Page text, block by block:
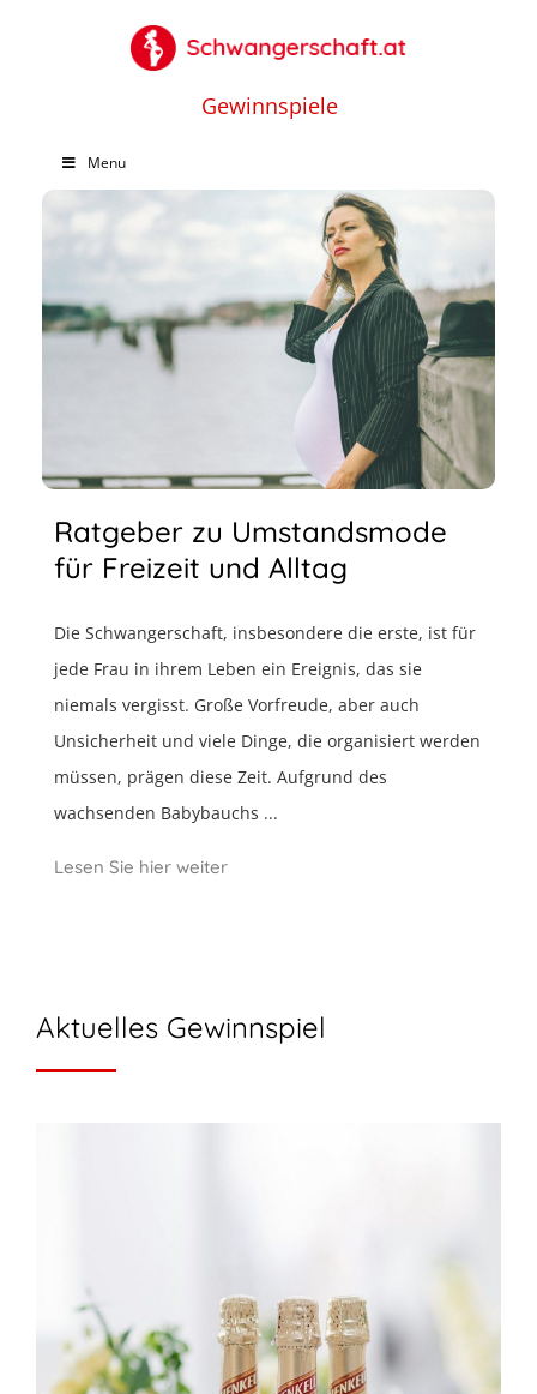
Gewinnspiele
Menu
Ratgeber zu Umstandsmode
für Freizeit und Alltag
Die Schwangerschaft, insbesondere die erste, ist für
jede Frau in ihrem Leben ein Ereignis, das sie
niemals vergisst. Große Vorfreude, aber auch
Unsicherheit und viele Dinge, die organisiert werden
müssen, prägen diese Zeit. Aufgrund des
wachsenden Babybauchs ...
Lesen Sie hier weiter
Aktuelles Gewinnspiel